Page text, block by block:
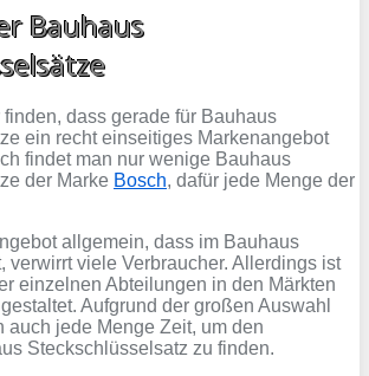
Bauhaus
dass gerade für Bauhaus
ein recht einseitiges Markenangebot
findet man nur wenige Bauhaus
der Marke Bosch, dafür jede Menge der
allgemein, dass im Bauhaus
verwirrt viele Verbraucher. Allerdings ist
einzelnen Abteilungen in den Märkten
Aufgrund der großen Auswahl
auch jede Menge Zeit, um den
Steckschlüsselsatz zu finden.